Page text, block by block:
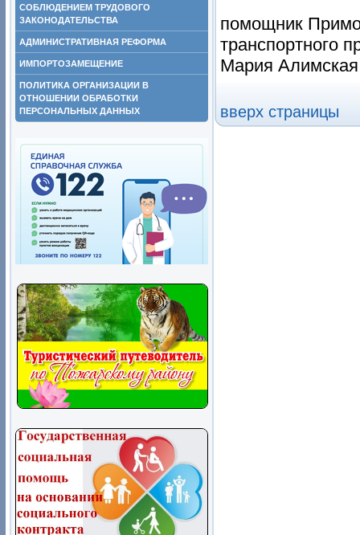
СОБЛЮДЕНИЕМ ТРУДОВОГО
ЗАКОНОДАТЕЛЬСТВА
АДМИНИСТРАТИВНАЯ РЕФОРМА
ИМПОРТОЗАМЕЩЕНИЕ
ПОЛИТИКА ОРГАНИЗАЦИИ В
ОТНОШЕНИИ ОБРАБОТКИ
ПЕРСОНАЛЬНЫХ ДАННЫХ
помощник
транспортного
Мария Алимская
вверх страницы